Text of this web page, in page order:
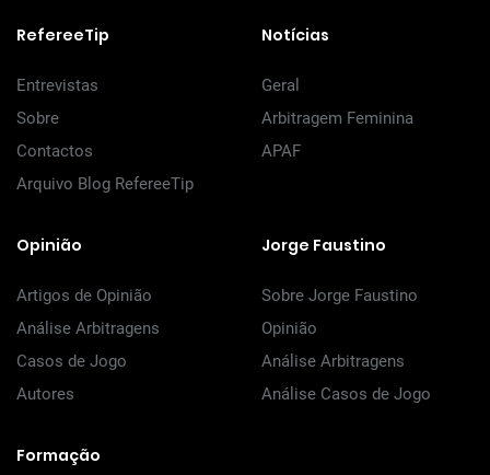
RefereeTip
Entrevistas
Sobre
Contactos
Arquivo Blog RefereeTip
Notícias
Geral
Arbitragem Feminina
APAF
Opinião
Artigos de Opinião
Análise Arbitragens
Casos de Jogo
Autores
Jorge Faustino
Sobre Jorge Faustino
Opinião
Análise Arbitragens
Análise Casos de Jogo
Formação